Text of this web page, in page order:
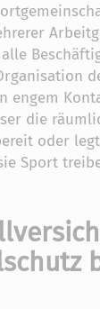
engem
die
oder
Sport